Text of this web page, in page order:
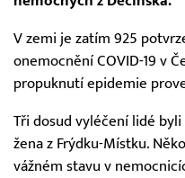
V zemi je zatím 925
onemocnění COVID-19 v
propuknutí epidemie
Tři dosud vyléčení lidé
žena z Frýdku-Místku.
vážném stavu v